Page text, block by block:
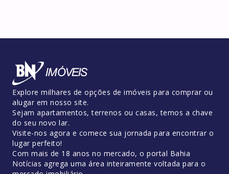
Explore milhares de opções de imóveis para comprar ou
alugar em nosso site.
Sejam apartamentos, terrenos ou casas, temos a chave
do seu novo lar.
Visite-nos agora e comece sua jornada para encontrar o
lugar perfeito!
Com mais de 18 anos no mercado, o portal Bahia
Notícias agrega uma área inteiramente voltada para o